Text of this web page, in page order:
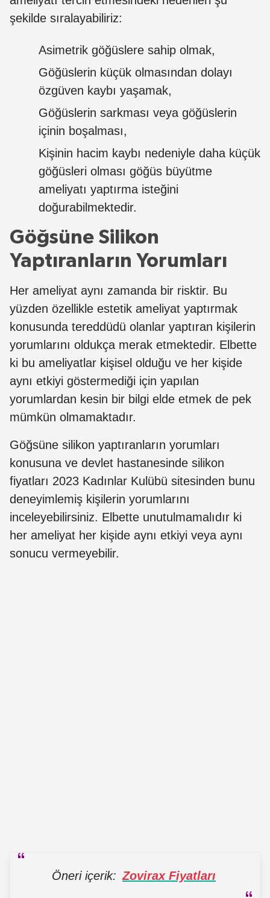
şekilde sıralayabiliriz:
Asimetrik göğüslere sahip olmak,
Göğüslerin küçük olmasından dolayı
özgüven kaybı yaşamak,
Göğüslerin sarkması veya göğüslerin
içinin boşalması,
Kişinin hacim kaybı nedeniyle daha küçük
göğüsleri olması göğüs büyütme
ameliyatı yaptırma isteğini
doğurabilmektedir.
Göğsüne Silikon
Yaptıranların Yorumları
Her ameliyat aynı zamanda bir risktir. Bu
yüzden özellikle estetik ameliyat yaptırmak
konusunda tereddüdü olanlar yaptıran kişilerin
yorumlarını oldukça merak etmektedir. Elbette
ki bu ameliyatlar kişisel olduğu ve her kişide
aynı etkiyi göstermediği için yapılan
yorumlardan kesin bir bilgi elde etmek de pek
mümkün olmamaktadır.
Göğsüne silikon yaptıranların yorumları
konusuna ve devlet hastanesinde silikon
fiyatları 2023 Kadınlar Kulübü sitesinden bunu
deneyimlemiş kişilerin yorumlarını
inceleyebilirsiniz. Elbette unutulmamalıdır ki
her ameliyat her kişide aynı etkiyi veya aynı
sonucu vermeyebilir.
Öneri içerik: Zovirax Fiyatları